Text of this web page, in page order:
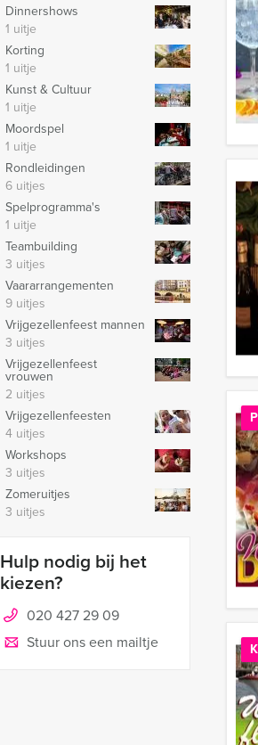
Dinnershows
1 uitje
Korting
1 uitje
Kunst & Cultuur
1 uitje
Moordspel
1 uitje
Rondleidingen
6 uitjes
Spelprogramma's
1 uitje
Teambuilding
3 uitjes
Vaararrangementen
9 uitjes
Vrijgezellenfeest mannen
3 uitjes
Vrijgezellenfeest
vrouwen
2 uitjes
Vrijgezellenfeesten
4 uitjes
Workshops
3 uitjes
Zomeruitjes
3 uitjes
Hulp nodig bij het
kiezen?
020 427 29 09
Stuur ons een mailtje